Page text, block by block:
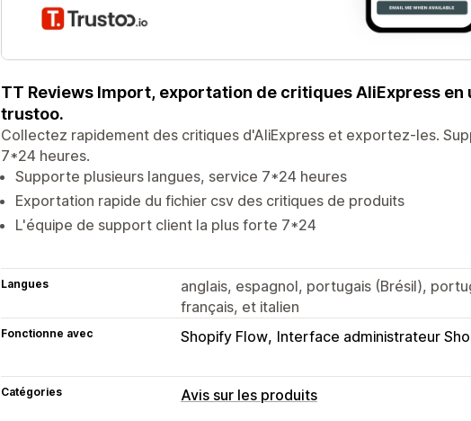
TT Reviews Import, exportation de critiques AliExpress
trustoo.
Collectez rapidement des critiques d'AliExpress et exportez-les.
7*24 heures.
Supporte plusieurs langues, service 7*24 heures
Exportation rapide du fichier csv des critiques de produits
L'équipe de support client la plus forte 7*24
Langues
anglais, espagnol, portugais (Brésil),
français, et italien
Fonctionne avec Shopify Flow Interface administrateur
Catégories Avis sur les produits